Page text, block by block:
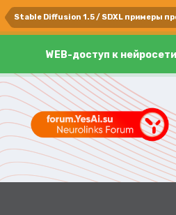
Stable Diffusion 1.5 / SDXL примеры
WEB-доступ к